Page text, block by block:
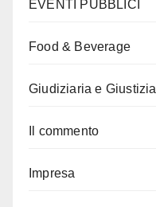
EVENTI PUBBLICI
Food & Beverage
Giudiziaria e Giustizia
Il commento
Impresa